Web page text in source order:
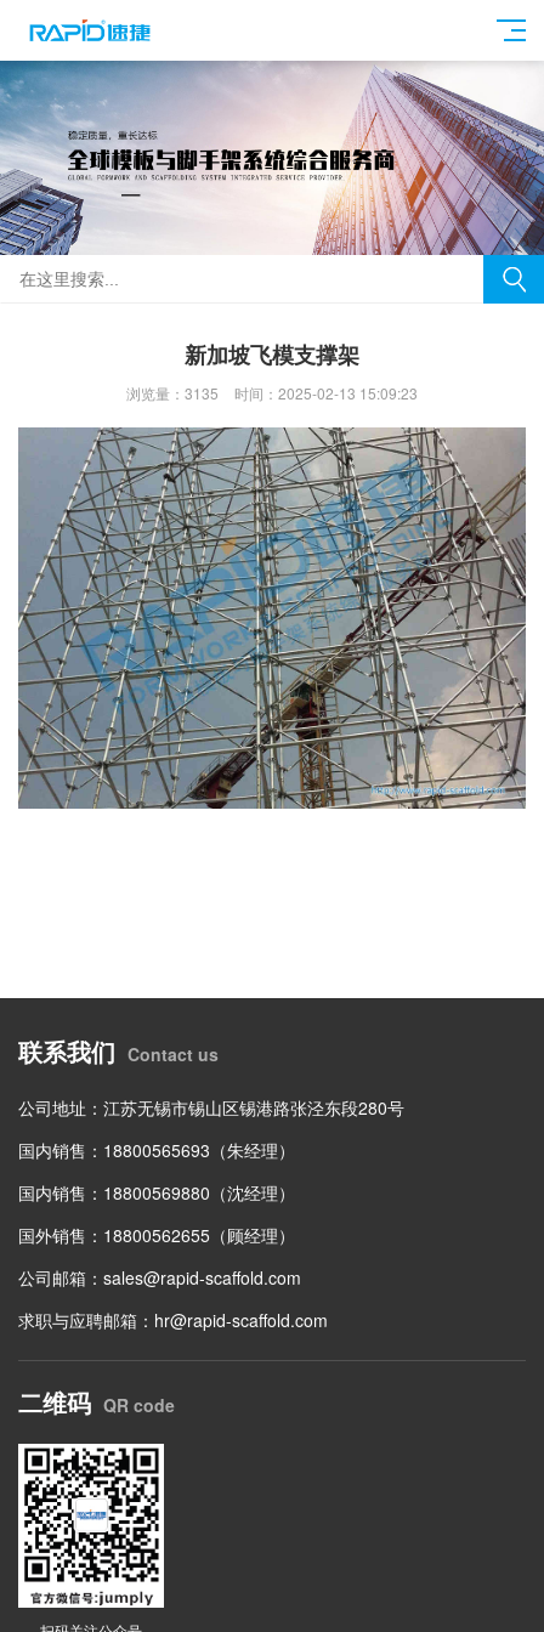
新加坡飞模支撑架
浏览量：3135 时间：2025-02-13 15:09:23
联系我们 Contact us
公司地址：江苏无锡市锡山区锡港路张泾东段280号
国内销售：18800565693（朱经理）
国内销售：18800569880（沈经理）
国外销售：18800562655（顾经理）
公司邮箱： sales@rapid-scaffold.com
求职与应聘邮箱： hr@rapid-scaffold.com
二维码 QR code